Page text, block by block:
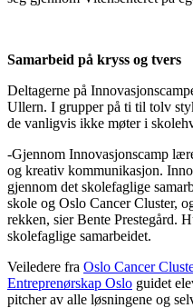
Samarbeid på kryss og tvers
Deltagerne på
Ullern. I grupper på ti til tolv
de vanligvis ikke møter i
-Gjennom Innovasjonscamp
og kreativ kommunikasjon.
gjennom det skolefaglige
skole og Oslo Cancer Cluster,
rekken, sier Bente Prestegård.
skolefaglige samarbeidet.
Veiledere fra Oslo Cancer
Entreprenørskap Oslo guidet
pitcher av alle løsningene og